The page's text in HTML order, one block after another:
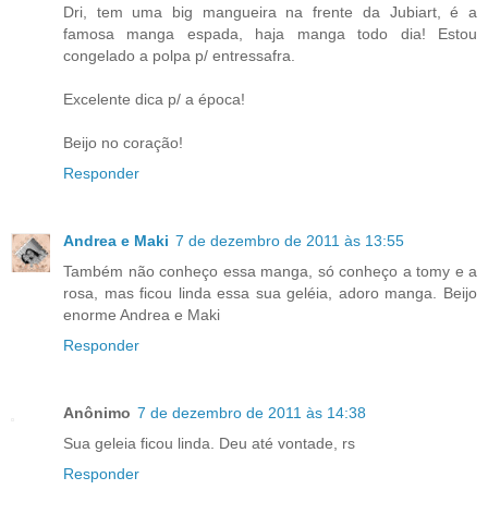
Dri, tem uma big mangueira na frente da Jubiart, é a
famosa manga espada, haja manga todo dia! Estou
congelado a polpa p/ entressafra.
Excelente dica p/ a época!
Beijo no coração!
Responder
Andrea e Maki 7 de dezembro de 2011 às 13:55
Também não conheço essa manga, só conheço a tomy e a
rosa, mas ficou linda essa sua geléia, adoro manga. Beijo
enorme Andrea e Maki
Responder
Anônimo 7 de dezembro de 2011 às 14:38
Sua geleia ficou linda. Deu até vontade, rs
Responder